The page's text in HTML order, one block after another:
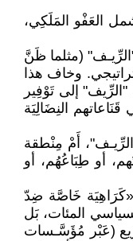
"الرِّيف"، قاسية جدًّا (معظمها يتجاوز 10 سنة) ؟ ولماذا لَمْ يَشمل العَفْو المَلَكِي،
(مثلما ظَنَّ
وخاف هذا
إلى تَوْفِير
النِضَالِيَة
أَمْ مِنْطقة
أو طِبَاعُهُم، أو
«كَرَاهِيَة خَاصَّة ضِدّ
المئات، بَل
(عَبْر مُؤَسَّـسات